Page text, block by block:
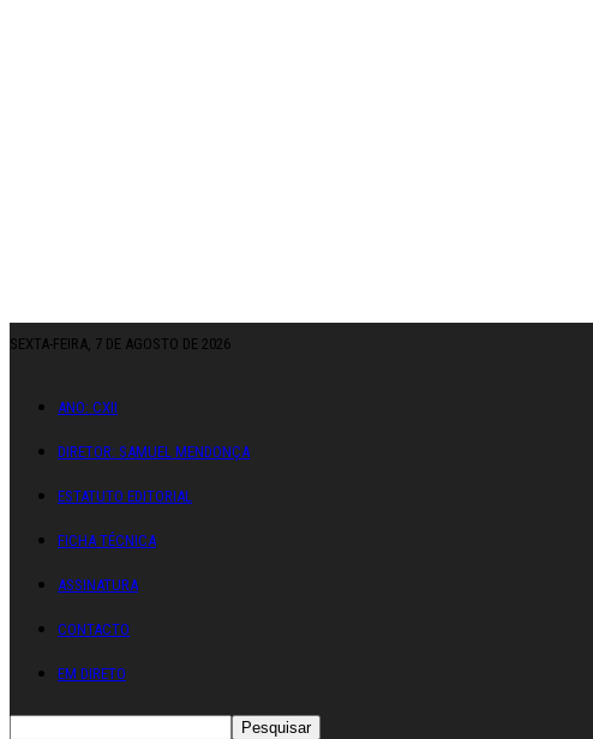
SEXTA-FEIRA, 7 DE AGOSTO DE 2026
ANO: CXII
DIRETOR: SAMUEL MENDONÇA
ESTATUTO EDITORIAL
FICHA TÉCNICA
ASSINATURA
CONTACTO
EM DIRETO